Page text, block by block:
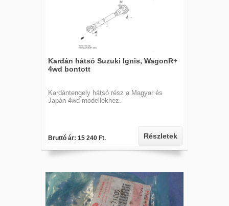
Kardán hátsó Suzuki Ignis, WagonR+
4wd bontott
Kardántengely hátsó rész a Magyar és
Japán 4wd modellekhez.
Bruttó ár: 15 240 Ft. Részletek